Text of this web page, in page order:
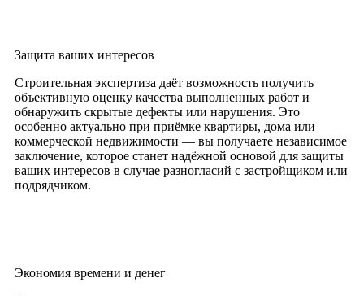
Защита ваших интересов
Строительная экспертиза даёт возможность получить
объективную оценку качества выполненных работ и
обнаружить скрытые дефекты или нарушения. Это
особенно актуально при приёмке квартиры, дома или
коммерческой недвижимости — вы получаете независимое
заключение, которое станет надёжной основой для защиты
ваших интересов в случае разногласий с застройщиком или
подрядчиком.
Экономия времени и денег